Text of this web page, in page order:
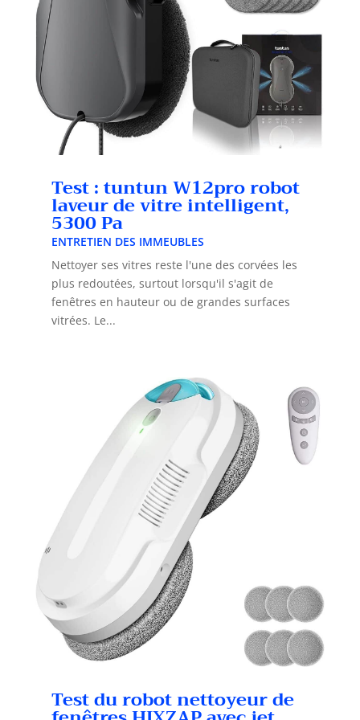
Test : tuntun W12pro robot
laveur de vitre intelligent,
5300 Pa
ENTRETIEN DES IMMEUBLES
Nettoyer ses vitres reste l'une des corvées les
plus redoutées, surtout lorsqu'il s'agit de
fenêtres en hauteur ou de grandes surfaces
vitrées. Le...
Test du robot nettoyeur de